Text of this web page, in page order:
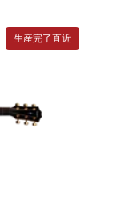
生産完了直近